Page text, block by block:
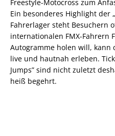
Freestyle-Motocross zum
Ein besonderes Highlight der
Fahrerlager steht Besuchern
internationalen FMX-Fahrern
Autogramme holen will, kann
live und hautnah erleben.
Jumps” sind nicht zuletzt
heiß begehrt.